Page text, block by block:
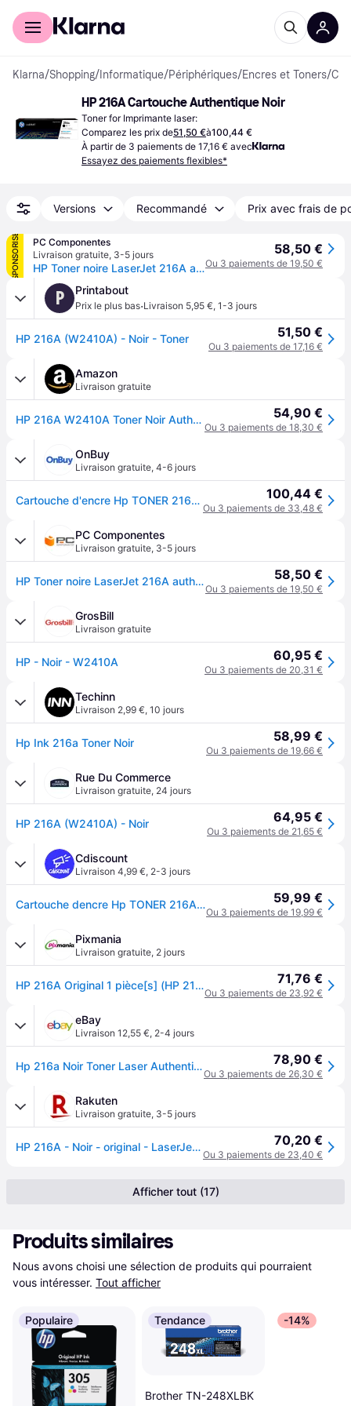
Acheter avec Klarna
Klarna/Shopping/ Informatique/Périphériques/Encres et Toners/
HP 216A Cartouche Authentique Noir
Toner for Imprimante laser:
Comparez les prix de51,50 €à100,44 €
À partir de 3 paiements de 17,16 € avec
Essayez des paiements flexibles*
Versions Recommandé Prix avec frais de
SPONSORISÉ
PC Componentes
Livraison gratuite, 3-5 jours
HP Toner noire LaserJet 216A authentique
58,50 €
Ou 3 paiements de 19,50 €
P Printabout
Prix le plus bas·Livraison 5,95 €, 1-3 jours
HP 216A (W2410A) - Noir - Toner 51,50 €
Ou 3 paiements de 17,16 €
Amazon
Livraison gratuite
HP 216A W2410A Toner Noir Authentique pour HP LaserJet Pro M182n / M183fw 54,90 €
Ou 3 paiements de 18,30 €
OnBuy
Livraison gratuite, 4-6 jours
Cartouche d'encre Hp TONER 216A NOIR 100,44 €
Ou 3 paiements de 33,48 €
PC Componentes
Livraison gratuite, 3-5 jours
HP Toner noire LaserJet 216A authentique 58,50 €
Ou 3 paiements de 19,50 €
GrosBill
Livraison gratuite
HP - Noir - W2410A 60,95 €
Ou 3 paiements de 20,31 €
Techinn
Livraison 2,99 €, 10 jours
Hp Ink 216a Toner Noir 58,99 €
Ou 3 paiements de 19,66 €
Rue Du Commerce
Livraison gratuite, 24 jours
HP 216A (W2410A) - Noir 64,95 €
Ou 3 paiements de 21,65 €
Cdiscount
Livraison 4,99 €, 2-3 jours
Cartouche dencre Hp TONER 216A NOIR 59,99 €
Ou 3 paiements de 19,99 €
Pixmania
Livraison gratuite, 2 jours
HP 216A Original 1 pièce[s] (HP 216A BLACK LASERJET TONER CARTRID) - Neuf - Noir 71,76 €
Ou 3 paiements de 23,92 €
eBay
Livraison 12,55 €, 2-4 jours
Hp 216a Noir Toner Laser Authentique (w2410a) Pour Hp Color Laserjet Pro Mfp M18 78,90 €
Ou 3 paiements de 26,30 €
Rakuten
Livraison gratuite, 3-5 jours
HP 216A - Noir - original - LaserJet - cartouche de toner (W2410A) - pour Color LaserJet Pro M155a, M155nw, MFP M182n, MFP M182nw, MFP M183fw 70,20 €
Ou 3 paiements de 23,40 €
Afficher tout (17)
Produits similaires
Nous avons choisi une sélection de produits qui pourraient
vous intéresser. Tout afficher
Populaire Tendance
Brother TN-248XLBK
-14%